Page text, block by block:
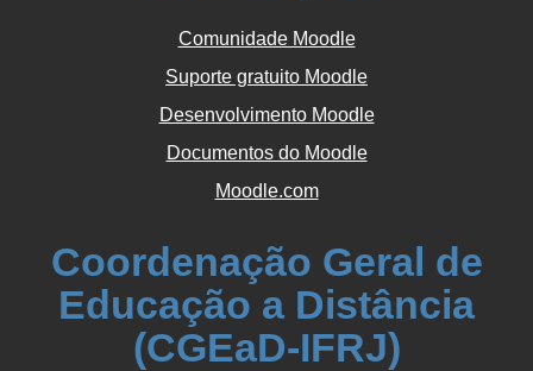
Comunidade Moodle
Suporte gratuito Moodle
Desenvolvimento Moodle
Documentos do Moodle
Moodle.com
Coordenação Geral de
Educação a Distância
(CGEaD-IFRJ)